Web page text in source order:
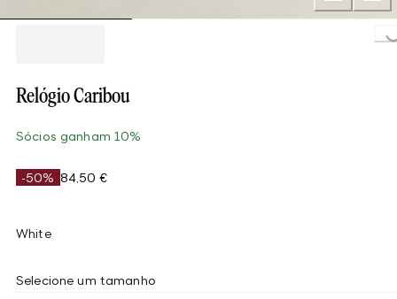
Relógio Caribou
Sócios ganham 10%
-50% 84,50 €
White
Selecione um tamanho